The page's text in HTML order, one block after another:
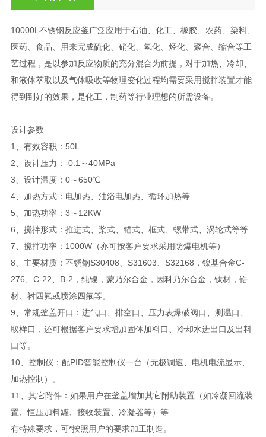
10000L不锈钢反应釜广泛应用于石油、化工、橡胶、农药、染料、
医药、食品、用来完成硫化、硝化、氢化、烃化、聚合、缩合等工
艺过程，是以参加反应物质的充分混合为前提，对于加热、冷却、
和液体萃取以及气体吸收等物理变化过程均需要采用搅拌装置才能
得到到好的效果，是化工，制药等行业理想的所需设备。
设计参数
1、有效容积：50L
2、设计压力：-0.1～40MPa
3、设计温度：0～650℃
4、加热方式：电加热、油浴电加热、循环加热等
5、加热功率：3～12KW
6、搅拌形式：推进式、桨式、锚式、框式、螺带式、涡轮式等等
7、搅拌功率：1000W（亦可按客户要求采用防爆电机等）
8、主要材质：不锈钢S30408、S31603、S32168，镍基合金C-
276、C-22、B-2，纯镍，蒙乃尔合金，因科乃尔合金，钛材，锆
材、衬四氟或喷涂四氟等。
9、常规釜盖开口：进气口、排空口、压力表爆破阀口、测温口、
取样口，还可根据客户要求增加固体加料口、冷却水进出口及出料
口等。
10、控制仪：配PID智能控制仪一台（无极调速、电机电流显示、
加热控制）。
11、其它附件：如果用户在釜盖增加其它附助装置（如冷凝回流装
置、恒压加料罐、接收装置、冷凝器等）等
有特殊要求，可*按照用户的要求加工制造。